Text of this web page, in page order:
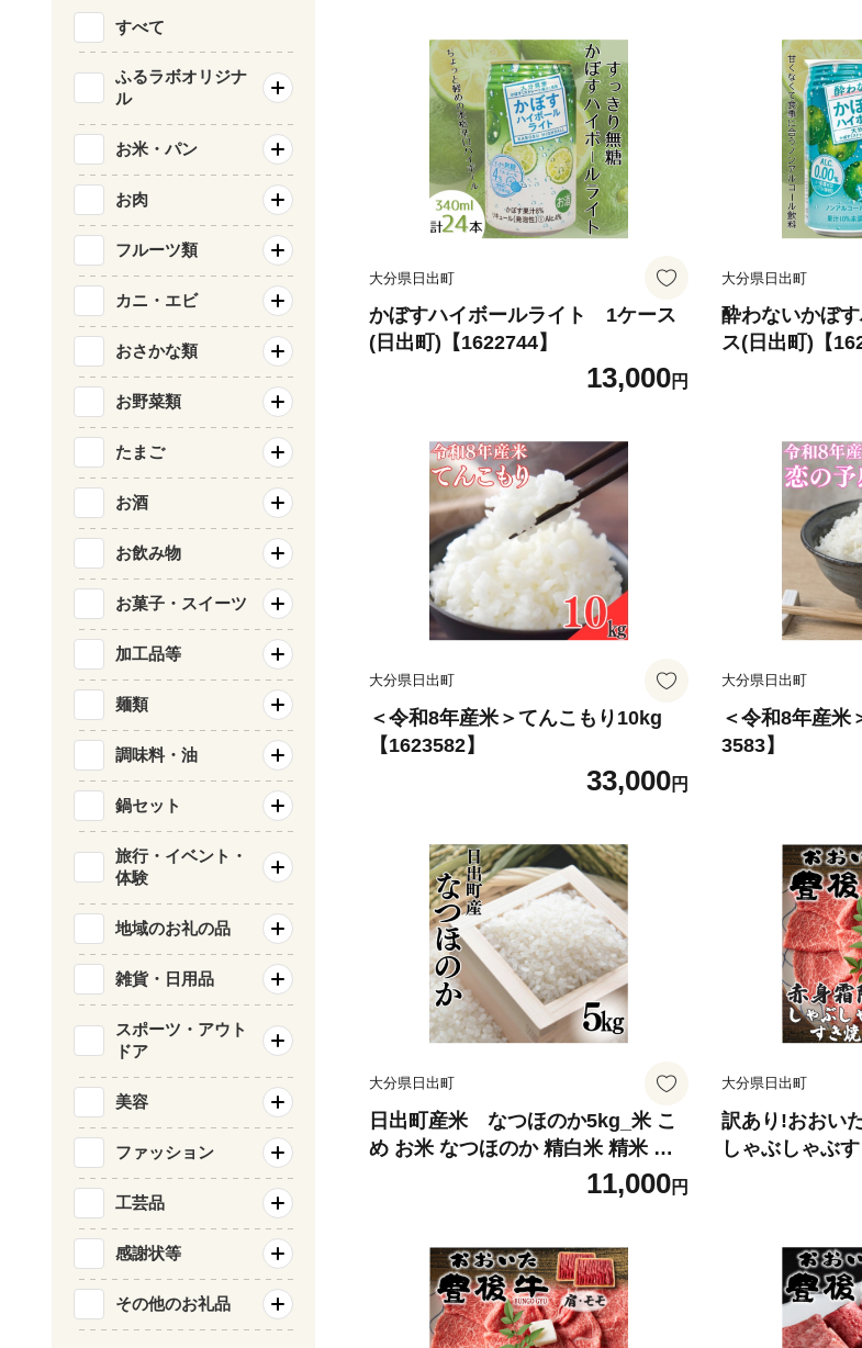
大分県日出町
かぼすハイボールライト 1ケース
(日出町)【1622744】
13,000円
大分県日出町
酔わないかぼ
ス(日出町)【
大分県日出町
＜令和8年産米＞てんこもり10kg
【1623582】
33,000円
大分県日出町
＜令和8年産米
3583】
大分県日出町
日出町産米 なつほのか5kg_米 こ
め お米 なつほのか 精白米 精米 大
分 日出町 白米 人気 おすすめ 送料
無料 贈答 ギフト 米どころ【162167
11,000円
大分県日出町
訳あり!おおい
しゃぶしゃぶ
(600g)(日出町
すべて
ふるラボオリジナ
ル
お米・パン
お肉
フルーツ類
カニ・エビ
おさかな類
お野菜類
たまご
お酒
お飲み物
お菓子・スイーツ
加工品等
麺類
調味料・油
鍋セット
旅行・イベント・
体験
地域のお礼の品
雑貨・日用品
スポーツ・アウト
ドア
美容
ファッション
工芸品
感謝状等
その他のお礼品